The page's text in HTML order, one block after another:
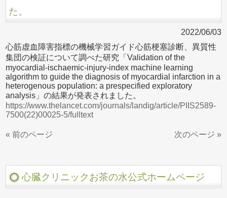
た。
2022/06/03
心筋虚血障害指標の機械学習ガイド心筋梗塞診断、異質性
集団の検証について調べた研究「Validation of the
myocardial-ischaemic-injury-index machine learning
algorithm to guide the diagnosis of myocardial infarction in a
heterogenous population: a prespecified exploratory
analysis」の結果が発表されました。
https://www.thelancet.com/journals/landig/article/PIIS2589-
7500(22)00025-5/fulltext
« 前のページ 次のページ »
心臓クリニックお茶の水公式ホームページ